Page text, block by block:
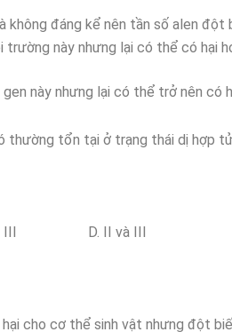
đáng kể nên tần số alen đột
này nhưng lại có thể có hại
này nhưng lại có thể trở nên có
thường tổn tại ở trạng thái dị hợp tử
III D. II và III
cho cơ thể sinh vật nhưng đột